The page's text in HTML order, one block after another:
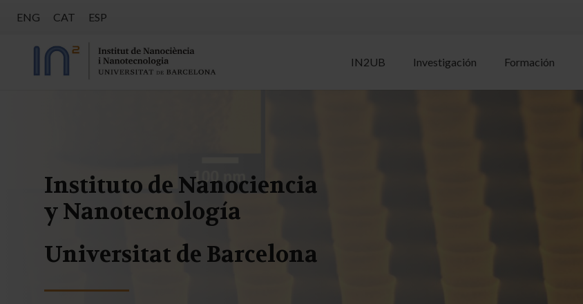
ENG CAT ESP
IN2UB Investigación Formación
Instituto de Nanociencia
y Nanotecnología
Universitat de Barcelona